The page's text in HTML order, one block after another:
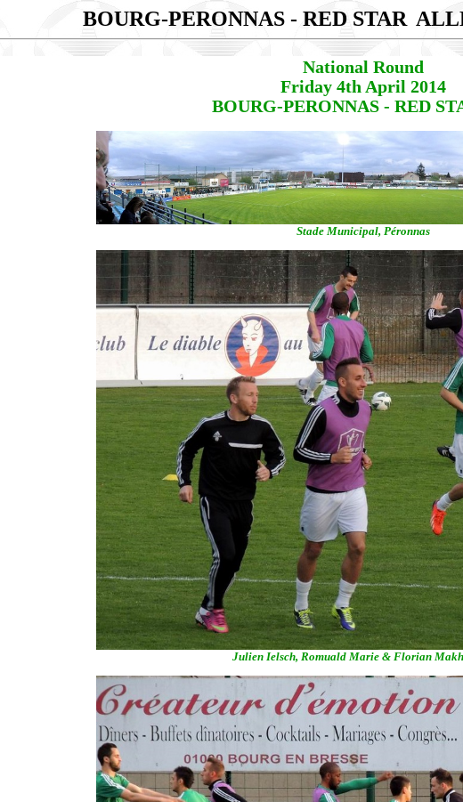
BOURG-PERONNAS - RED STAR
National Round
Friday 4th April 2014
BOURG-PERONNAS - RED
Stade Municipal, Péronnas
Julien Ielsch, Romuald Marie & Florian